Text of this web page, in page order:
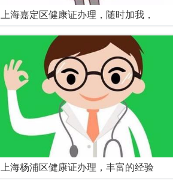
上海嘉定区健康证办理，随时加我，
上海杨浦区健康证办理，丰富的经验